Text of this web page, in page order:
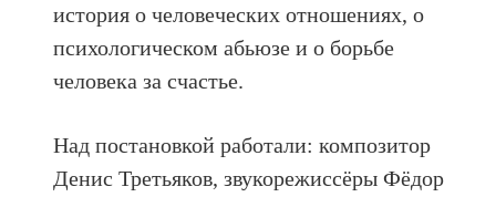
история о человеческих отношениях, о
психологическом абьюзе и о борьбе
человека за счастье.
Над постановкой работали: композитор
Денис Третьяков, звукорежиссёры Фёдор